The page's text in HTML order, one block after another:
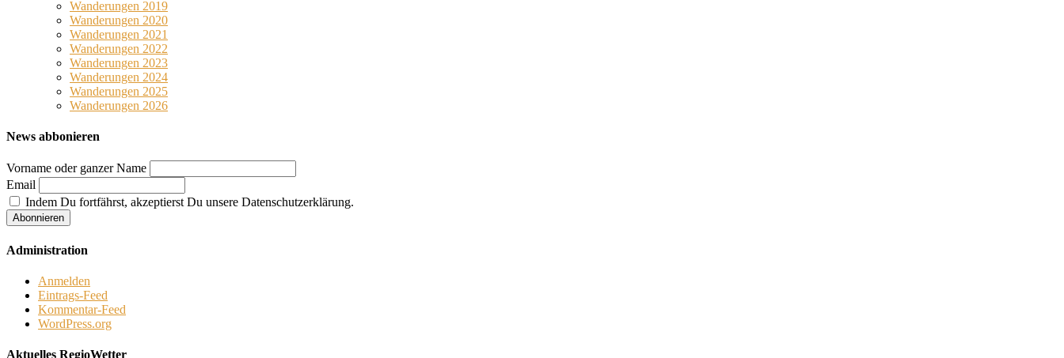
Wanderungen 2019
Wanderungen 2020
Wanderungen 2021
Wanderungen 2022
Wanderungen 2023
Wanderungen 2024
Wanderungen 2025
Wanderungen 2026
News abbonieren
Vorname oder ganzer Name
Email
Indem Du fortfährst, akzeptierst Du unsere Datenschutzerklärung.
Administration
Anmelden
Eintrags-Feed
Kommentar-Feed
WordPress.org
Aktuelles RegioWetter